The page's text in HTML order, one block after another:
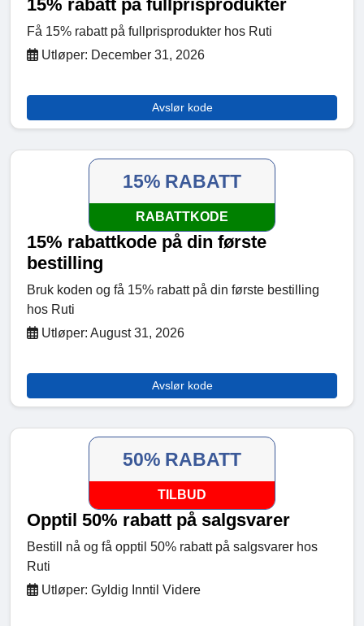
15% rabatt på fullprisprodukter
Få 15% rabatt på fullprisprodukter hos Ruti
Utløper: December 31, 2026
Avslør kode
15% RABATT
RABATTKODE
15% rabattkode på din første
bestilling
Bruk koden og få 15% rabatt på din første bestilling
hos Ruti
Utløper: August 31, 2026
Avslør kode
50% RABATT
TILBUD
Opptil 50% rabatt på salgsvarer
Bestill nå og få opptil 50% rabatt på salgsvarer hos
Ruti
Utløper: Gyldig Inntil Videre